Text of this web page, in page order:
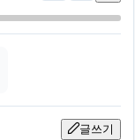
글쓰기